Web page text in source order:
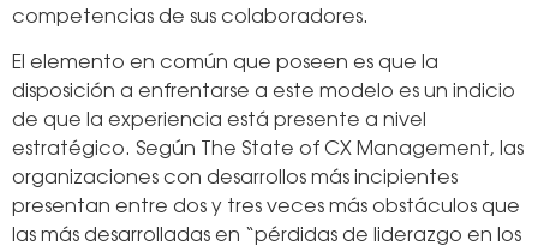
competencias de sus colaboradores.
El elemento en común que poseen es que la
disposición a enfrentarse a este modelo es un indicio
de que la experiencia está presente a nivel
estratégico. Según The State of CX Management, las
organizaciones con desarrollos más incipientes
presentan entre dos y tres veces más obstáculos que
las más desarrolladas en “pérdidas de liderazgo en los